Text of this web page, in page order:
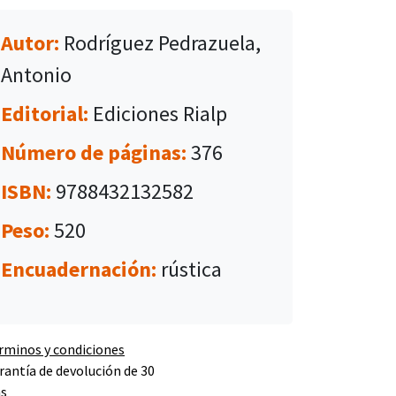
Autor: Rodríguez Pedrazuela,
Antonio
Editorial: Ediciones Rialp
Número de páginas:376
ISBN: 9788432132582
Peso:520
Encuadernación: rústica
y condiciones
de devolución de 30